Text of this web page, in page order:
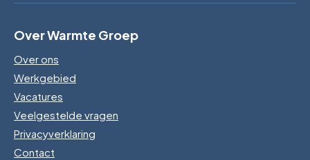
Over Warmte Groep
Over ons
Werkgebied
Vacatures
Veelgestelde vragen
Privacyverklaring
Contact